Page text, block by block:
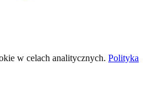
w celach analitycznych. Polityka